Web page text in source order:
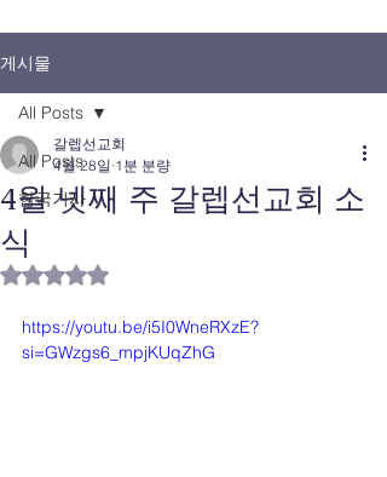
게시물
All Posts
한국기사
All Posts
4월 넷째 주 갈렙선교회 소
식
갈렙선교회
4월 28일 1분 분량
별점 5점 중 NaN점을 주었습니다.
https://youtu.be/i5I0WneRXzE?
si=GWzgs6_mpjKUqZhG